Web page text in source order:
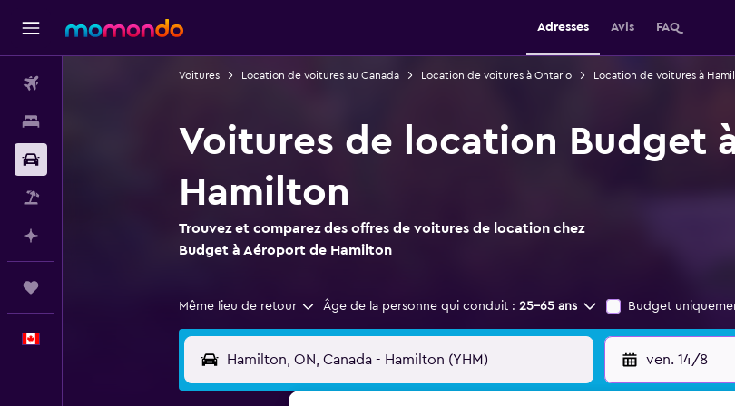
Adresses Avis FAQ
Voitures Location de voitures au Canada Location de voitures à Ontario Location de voitures à
Voitures de location Budget
Hamilton
Trouvez et comparez des offres de voitures de location chez
Budget à Aéroport de Hamilton
Même lieu de retour Âge de la personne qui conduit : 25-65 ans Budget
ven. 14/8